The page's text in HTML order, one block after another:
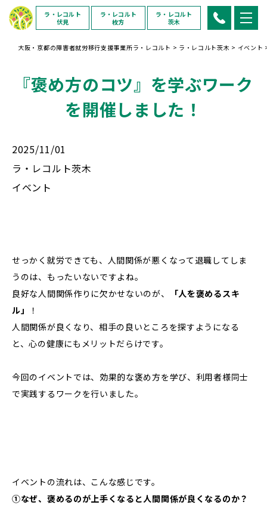
ラ・レコルト
伏見
ラ・レコルト
枚方
ラ・レコルト
茨木
大阪・京都の障害者就労移行支援事業所ラ・レコルト > ラ・レコルト茨木 > イベント
『褒め方のコツ』を学ぶワーク
を開催しました！
2025/11/01
ラ・レコルト茨木
イベント
せっかく就労できても、人間関係が悪くなって退職してしま
うのは、もったいないですよね。
良好な人間関係作りに欠かせないのが、
「人を褒めるスキ
ル」
！
人間関係が良くなり、相手の良いところを探すようになる
と、心の健康にもメリットだらけです。
今回のイベントでは、効果的な褒め方を学び、利用者様同士
で実践するワークを行いました。
イベントの流れは、こんな感じです。
①なぜ、褒めるのが上手くなると人間関係が良くなるのか？